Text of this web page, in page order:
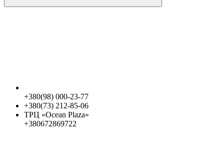
+380(98) 000-23-77
+380(73) 212-85-06
ТРЦ «Ocean Plaza»
+380672869722